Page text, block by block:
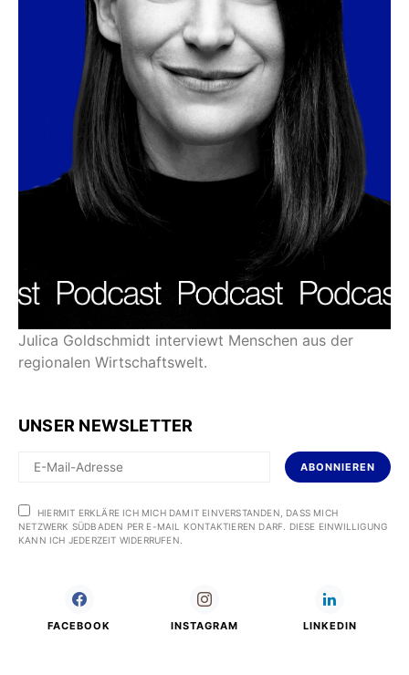
Julica Goldschmidt interviewt Menschen aus der
regionalen Wirtschaftswelt.
UNSER NEWSLETTER
ABONNIEREN
HIERMIT ERKLÄRE ICH MICH DAMIT EINVERSTANDEN, DASS MICH
NETZWERK SÜDBADEN PER E-MAIL KONTAKTIEREN DARF. DIESE EINWILLIGUNG
KANN ICH JEDERZEIT WIDERRUFEN.
FACEBOOK INSTAGRAM LINKEDIN